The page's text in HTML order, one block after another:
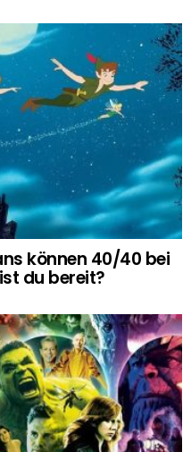
können 40/40 bei
du bereit?